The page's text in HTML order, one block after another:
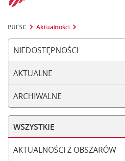
PUESC Aktualności
NIEDOSTĘPNOŚCI
AKTUALNE
ARCHIWALNE
WSZYSTKIE
AKTUALNOŚCI Z OBSZARÓW